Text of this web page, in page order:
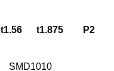
t1.56 t1.875 P2
SMD1010